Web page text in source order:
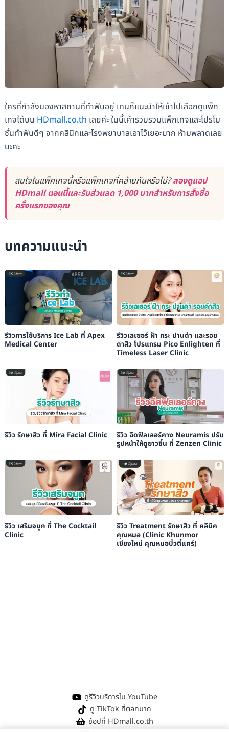
ใครที่กำลังมองหาสถานที่ทำฟันอยู่ เทนก็แนะนำให้เข้าไปเลือกดูแพ็ก
เกจได้บน HDmall.co.th เลยค่ะ ในนี้เค้ารวบรวมแพ็กเกจและโปรโม
ชั่นทำฟันดีๆ จากคลินิกและโรงพยาบาลเอาไว้เยอะมาก ห้ามพลาดเลย
นะคะ
สนใจในแพ็คเกจนี้หรือแพ็คเกจที่คล้ายกันหรือไม่?ลองดูแอป
HDmall ตอนนี้และรับส่วนลด 1,000 บาทสำหรับการสั่งซื้อ
ครั้งแรกของคุณ
บทความแนะนำ
รีวิวการใช้บริการ Ice Lab ที่ Apex
Medical Center
รีวิวเลเซอร์ ฝ้า กระ ปานดำ และรอย
ดำสิว โปรแกรม Pico Enlighten ที่
Timeless Laser Clinic
รีวิว รักษาสิว ที่ Mira Facial Clinic
รีวิว ฉีดฟิลเลอร์คาง Neuramis ปรับ
รูปหน้าให้ดูยาวขึ้น ที่ Zenzen Clinic
รีวิว เสริมจมูก ที่ The Cocktail
Clinic
รีวิว Treatment รักษาสิว ที่ คลีนิค
คุณหมอ (Clinic Khunmor
เชียงใหม่ คุณหมอบิ้วตี้แคร์)
ดูรีวิวบริการใน YouTube
ดู TikTok ที่ตลกมาก
ช้อปที่ HDmall.co.th